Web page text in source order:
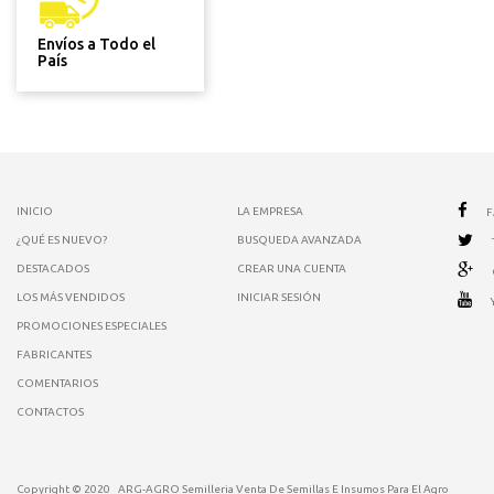
Envíos a Todo el
País
INICIO
¿QUÉ ES NUEVO?
DESTACADOS
LOS MÁS VENDIDOS
PROMOCIONES ESPECIALES
FABRICANTES
COMENTARIOS
CONTACTOS
LA EMPRESA
BUSQUEDA AVANZADA
CREAR UNA CUENTA
INICIAR SESIÓN
Copyright © 2020
ARG-AGRO Semilleria Venta De Semillas E Insumos Para El Agro